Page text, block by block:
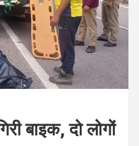
बाइक, दो लोगों